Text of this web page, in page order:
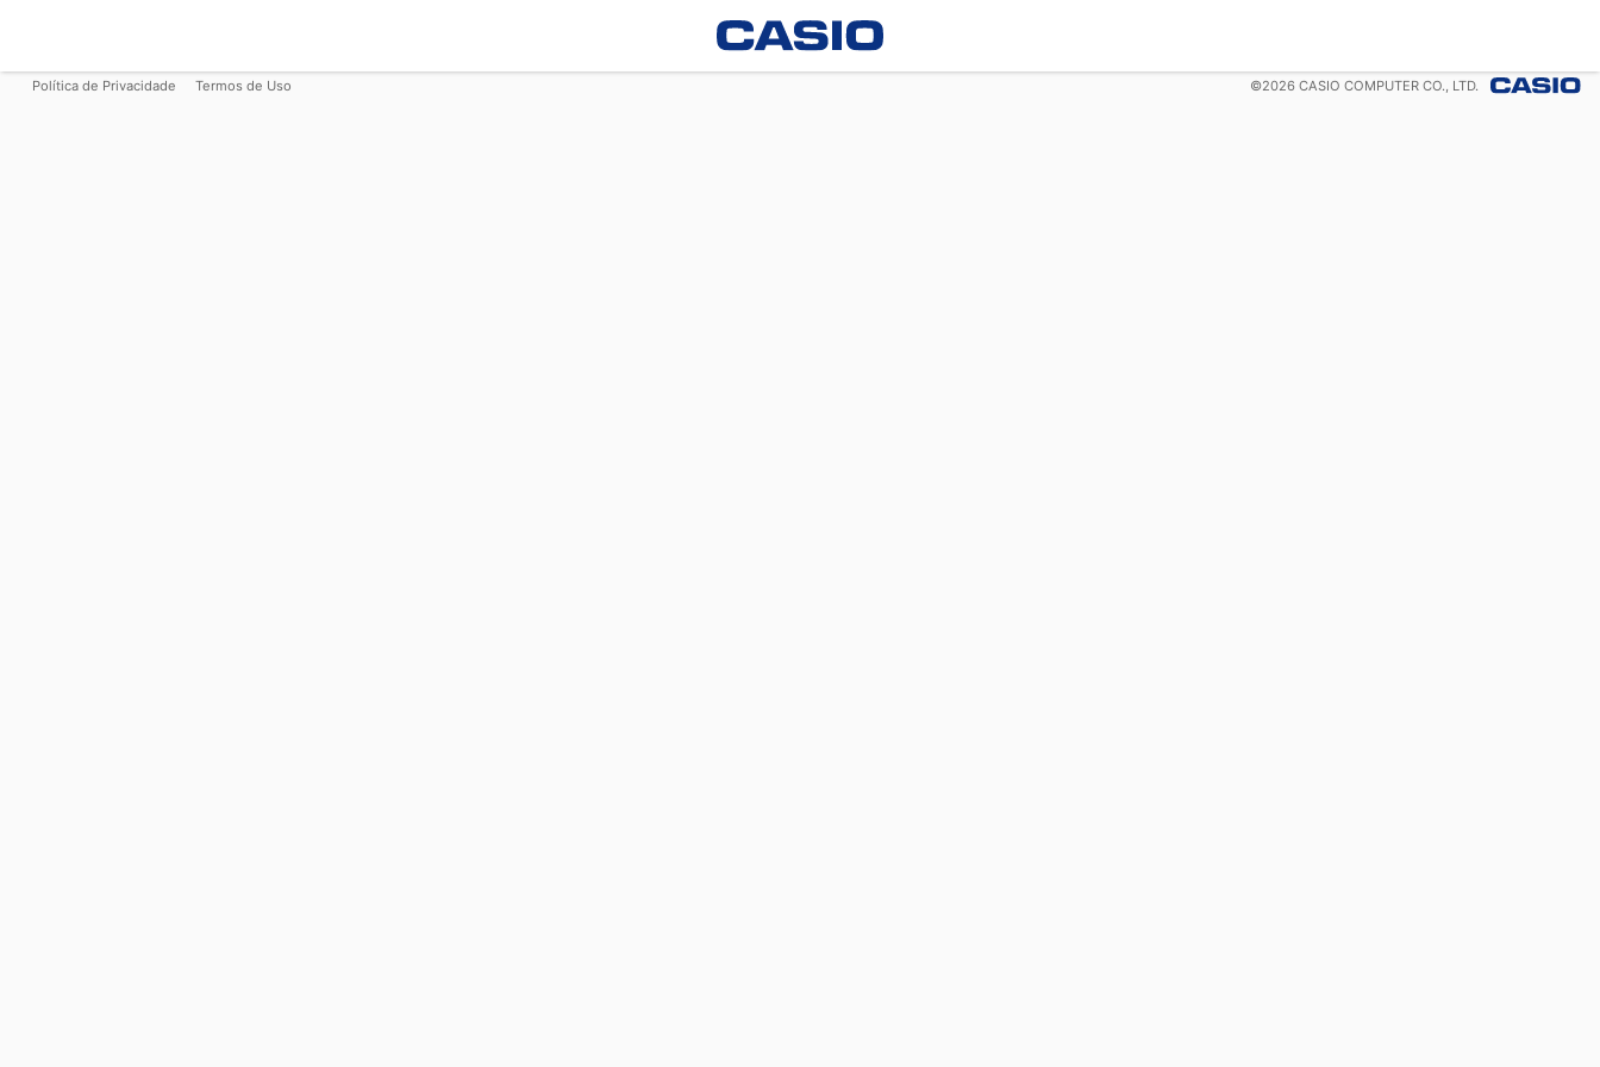
Política de Privacidade Termos de Uso ©2026 CASIO COMPUTER CO., LTD.